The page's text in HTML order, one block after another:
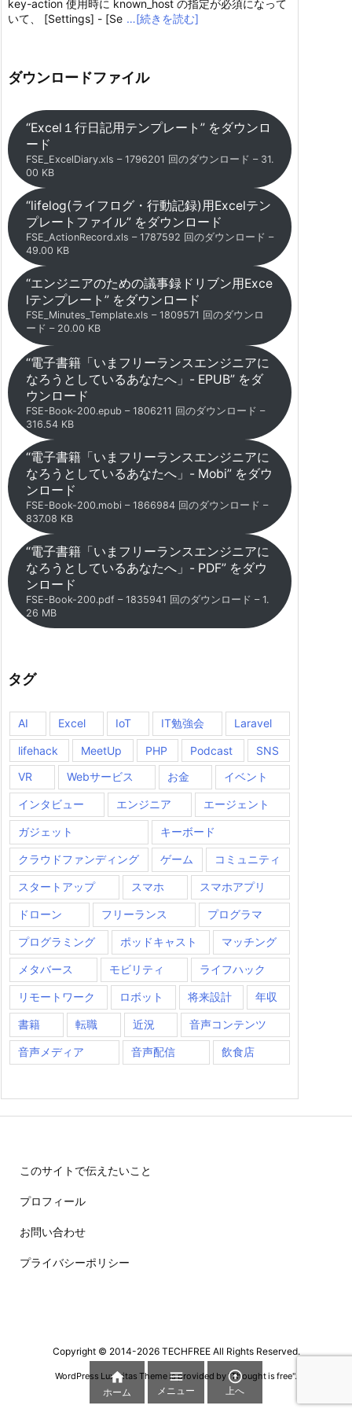
key-action 使用時に known_host の指定が必須になって
いて、 [Settings] - [Se …[続きを読む]
ダウンロードファイル
“Excel１行日記用テンプレート” をダウンロ
ード
FSE_ExcelDiary.xls – 1796201 回のダウンロード – 31.
00 KB
“lifelog(ライフログ・行動記録)用Excelテン
プレートファイル” をダウンロード
FSE_ActionRecord.xls – 1787592 回のダウンロード –
49.00 KB
“エンジニアのための議事録ドリブン用Exce
lテンプレート” をダウンロード
FSE_Minutes_Template.xls – 1809571 回のダウンロ
ード – 20.00 KB
“電子書籍「いまフリーランスエンジニアに
なろうとしているあなたへ」- EPUB” をダ
ウンロード
FSE-Book-200.epub – 1806211 回のダウンロード –
316.54 KB
“電子書籍「いまフリーランスエンジニアに
なろうとしているあなたへ」- Mobi” をダウ
ンロード
FSE-Book-200.mobi – 1866984 回のダウンロード –
837.08 KB
“電子書籍「いまフリーランスエンジニアに
なろうとしているあなたへ」- PDF” をダウ
ンロード
FSE-Book-200.pdf – 1835941 回のダウンロード – 1.
26 MB
タグ
AI Excel IoT IT勉強会 Laravel
lifehack MeetUp PHP Podcast
SNS
VR
Webサービス お金 イベント
インタビュー エンジニア エージェント
ガジェット キーボード
クラウドファンディング ゲーム コミュニティ
スタートアップ スマホ スマホアプリ
ドローン フリーランス プログラマ
プログラミング ポッドキャスト マッチング
メタバース モビリティ ライフハック
リモートワーク ロボット 将来設計 年収
書籍 転職 近況 音声コンテンツ
音声メディア 音声配信 飲食店
このサイトで伝えたいこと
プロフィール
お問い合わせ
プライバシーポリシー
Copyright © 2014-2026 TECHFREEAll Rights Reserved.
WordPress Luxeritas Theme is provided by "Thought is free".

ホーム

メニュー

上へ